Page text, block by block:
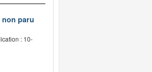
non paru
: 10-